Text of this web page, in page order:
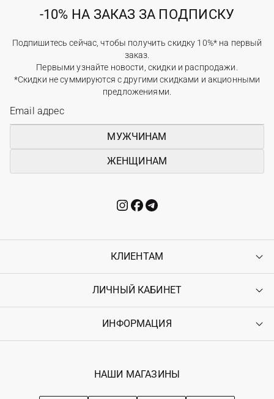
-10% НА ЗАКАЗ ЗА ПОДПИСКУ
Подпишитесь сейчас, чтобы получить скидку 10%* на первый
заказ.
Первыми узнайте новости, скидки и распродажи.
*Скидки не суммируются с другими скидками и акционными
предложениями.
МУЖЧИНАМ
ЖЕНЩИНАМ
КЛИЕНТАМ
Контакты
Возврат
Гарантия
ЛИЧНЫЙ КАБИНЕТ
Войти
Ostriv Club+
ИНФОРМАЦИЯ
Наши магазини
Рекомендации по уходу
НАШИ МАГАЗИНЫ